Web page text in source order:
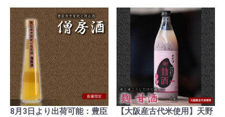
8月3日より出荷可能：豊臣
【大阪産古代米使用】天野